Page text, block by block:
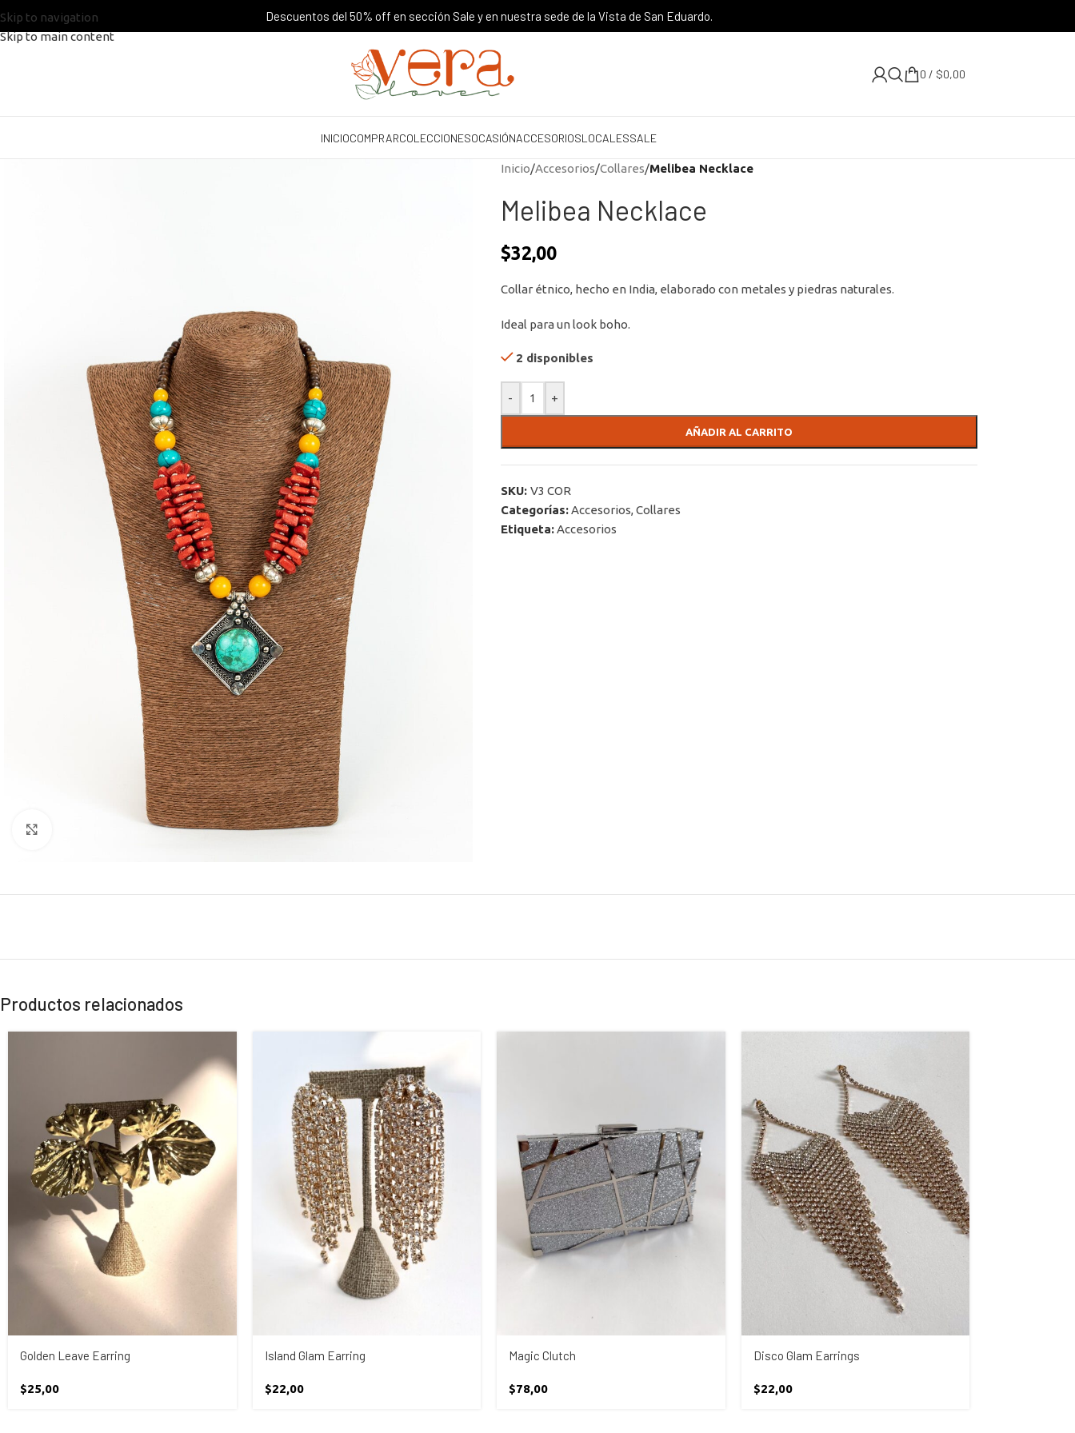
Skip to navigation
Skip to main content
Descuentos del 50% off en sección Sale y en nuestra sede de la Vista de San Eduardo.
0 / $0,00
INICIOCOMPRARCOLECCIONESOCASIÓNACCESORIOSLOCALESSALE
Inicio/Accesorios/Collares/Melibea Necklace
Melibea Necklace
$32,00
Collar étnico, hecho en India, elaborado con metales y piedras naturales.
Ideal para un look boho.
2 disponibles
- +
AÑADIR AL CARRITO
SKU: V3 COR
Categorías:Accesorios, Collares
Etiqueta:Accesorios
Productos relacionados
Golden Leave Earring
$25,00
Island Glam Earring
$22,00
Magic Clutch
$78,00
Disco Glam Earrings
$22,00